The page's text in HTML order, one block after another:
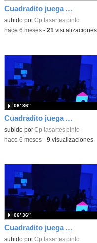
Cuadradito juega con sus amigos.
Contenido educativo.
subido por Cp lasartes pinto
-hace 6 meses- 21 visualizaciones
Cuadradito juega con sus amigos
Contenido educativo.
subido por Cp lasartes pinto
06′ 36″
-hace 6 meses- 9visualizaciones
Cuadradito juega con sus amigos
Contenido educativo.
subido por Cp lasartes pinto
06′ 36″